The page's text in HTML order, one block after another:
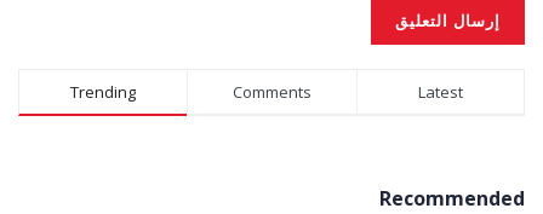
Alternative:
Trending Comments Latest
Recommended